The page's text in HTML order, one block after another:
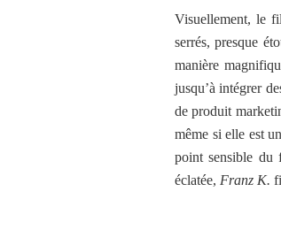
Visuellement, le
serrés, presque
manière
jusqu’à intégrer
de produit
même si elle est
point sensible du
éclatée, Franz K.